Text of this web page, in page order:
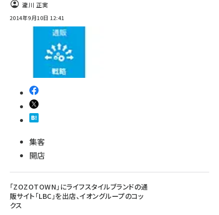
瀧川 正実
2014年9月10日 12:41
集客
開店
「ZOZOTOWN」にライフスタイルブランドの通
販サイト「LBC」を出店、イオングループのコッ
クス